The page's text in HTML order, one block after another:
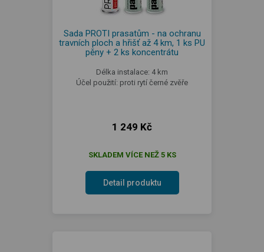
Sada PROTI prasatům - na ochranu
travních ploch a hřišť až 4 km, 1 ks PU
pěny + 2 ks koncentrátu
Délka instalace: 4 km
Účel použití: proti rytí černé zvěře
1 249 Kč
SKLADEM VÍCE NEŽ 5 KS
Detail produktu